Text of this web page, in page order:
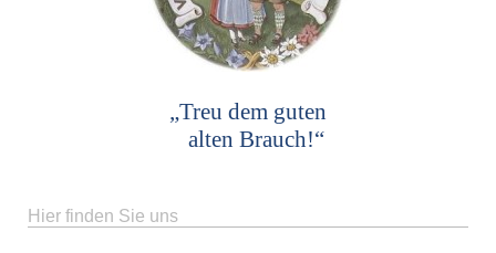
„Treu dem guten
alten Brauch!“
Hier finden Sie uns